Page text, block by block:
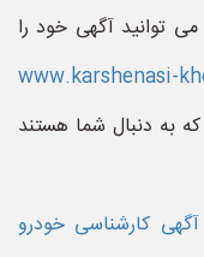
توانید آگهی خود را
www.karshenasi-
به دنبال شما هستند
کارشناسی خودرو